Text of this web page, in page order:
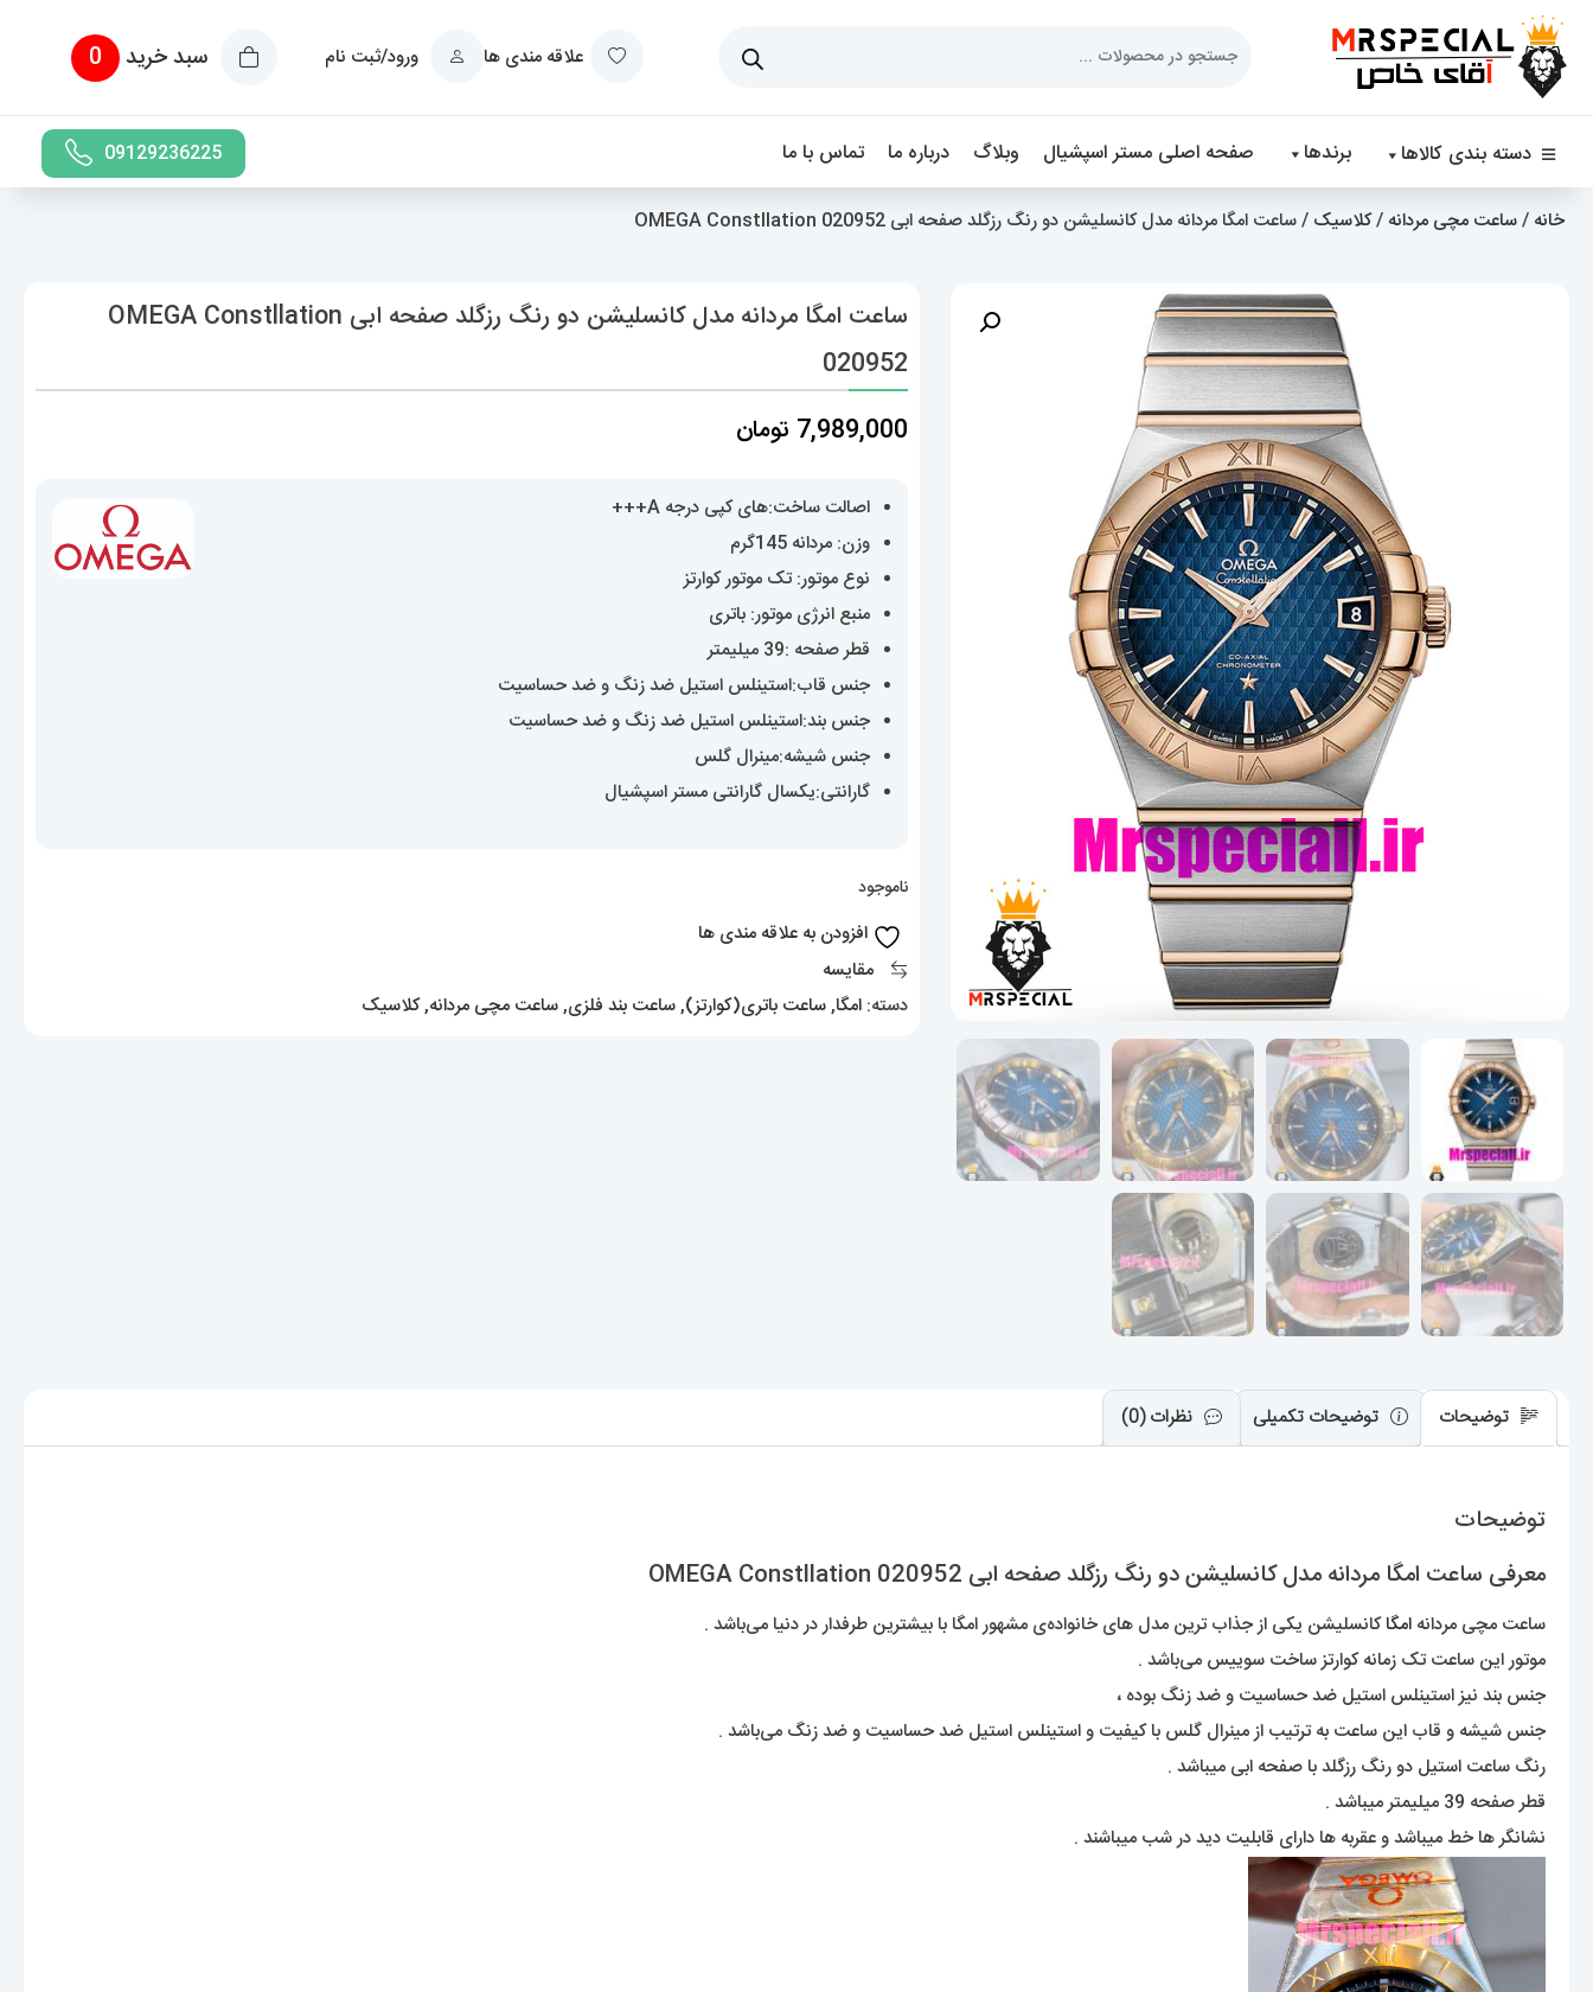
علاقه مندی ها ورود/ثبت نام سبد خرید 0
دسته بندی کالاها برندها صفحه اصلی مستر اسپشیال وبلاگ درباره ما تماس با ما 09129236225
خانه /ساعت مچی مردانه /کلاسیک / ساعت امگا مردانه مدل کانسلیشن دو رنگ رزگلد صفحه ابی OMEGA Constllation 020952
ساعت امگا مردانه مدل کانسلیشن دو رنگ رزگلد صفحه ابی OMEGA Constllation
020952
7,989,000 تومان
اصالت ساخت:های کپی درجه A+++
وزن: مردانه 145گرم
نوع موتور: تک موتور کوارتز
منبع انرژی موتور: باتری
قطر صفحه :39 میلیمتر
جنس قاب:استینلس استیل ضد زنگ و ضد حساسیت
جنس بند:استینلس استیل ضد زنگ و ضد حساسیت
جنس شیشه:مینرال گلس
گارانتی:یکسال گارانتی مستر اسپشیال
ناموجود
افزودن به علاقه مندی ها
مقایسه
دسته: امگا,ساعت باتری(کوارتز),ساعت بند فلزی,ساعت مچی مردانه,کلاسیک
توضیحات توضیحات تکمیلی نظرات (0)
توضیحات
معرفی ساعت امگا مردانه مدل کانسلیشن دو رنگ رزگلد صفحه ابی OMEGA Constllation 020952
ساعت مچی مردانه امگاکانسلیشن یکی از جذاب ترین مدل های خانواده‌ی مشهور امگا با بیشترین طرفدار در دنیا می‌باشد .
موتور این ساعت تک زمانه کوارتز ساخت سوییس می‌باشد .
جنس بند نیز استینلس استیل ضد حساسیت و ضد زنگ بوده ،
جنس شیشه و قاب این ساعت به ترتیب از مینرال گلس با کیفیت و استینلس استیل ضد حساسیت و ضد زنگ می‌باشد .
رنگ ساعت استیل دو رنگ رزگلد با صفحه ابی میباشد .
قطر صفحه 39 میلیمتر میباشد .
نشانگر ها خط میباشد و عقربه ها دارای قابلیت دید در شب میباشند .